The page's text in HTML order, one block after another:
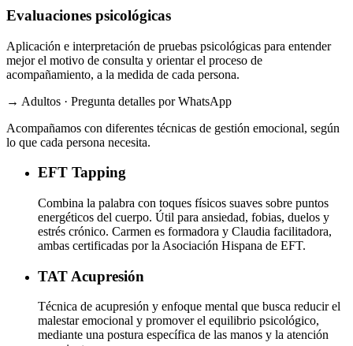
Evaluaciones psicológicas
Aplicación e interpretación de pruebas psicológicas para entender
mejor el motivo de consulta y orientar el proceso de
acompañamiento, a la medida de cada persona.
→ Adultos · Pregunta detalles por WhatsApp
Acompañamos con diferentes técnicas de gestión emocional, según
lo que cada persona necesita.
EFT Tapping
Combina la palabra con toques físicos suaves sobre puntos
energéticos del cuerpo. Útil para ansiedad, fobias, duelos y
estrés crónico. Carmen es formadora y Claudia facilitadora,
ambas certificadas por la Asociación Hispana de EFT.
TAT Acupresión
Técnica de acupresión y enfoque mental que busca reducir el
malestar emocional y promover el equilibrio psicológico,
mediante una postura específica de las manos y la atención